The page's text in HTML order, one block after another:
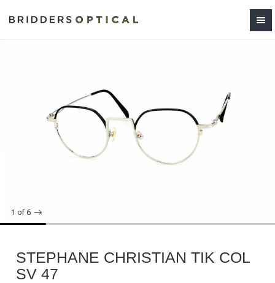
1 of 6
STEPHANE CHRISTIAN TIK COL
SV 47